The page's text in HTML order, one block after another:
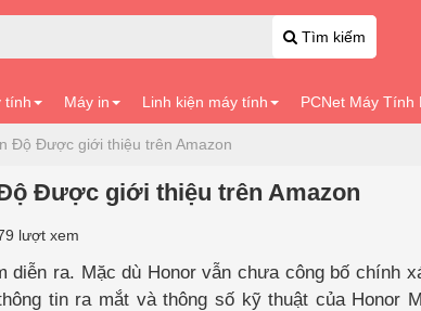
Tìm kiếm
tính Máy in Linh kiện máy tính PCNet Máy Tính
Độ Được giới thiệu trên Amazon
Được giới thiệu trên Amazon
lượt xem
ra. Mặc dù Honor vẫn chưa công bố chính
tin ra mắt và thông số kỹ thuật của Honor